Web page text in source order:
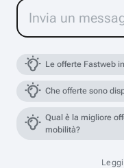
Le offerte Fastweb
Che offerte sono
Qual è la migliore
mobilità?
Leggi